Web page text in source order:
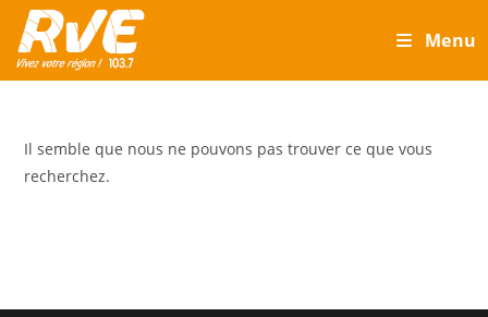
Skip
content
Menu
Il semble que nous ne pouvons pas trouver ce que vous
recherchez.